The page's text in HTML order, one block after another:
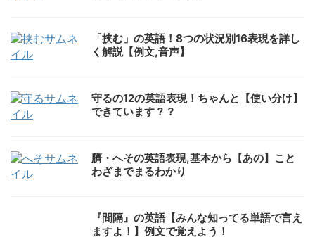
「挟む」の英語！8つの状況別16表現を詳し
く解説【例文,音声】
守るの12の英語表現！ちゃんと【使い分け】
できています？？
臍・へその英語表現,基本から【あの】こと
わざまでまるわかり
『間隔』の英語【みんな知ってる単語で言え
ますよ！】例文で覚えよう！